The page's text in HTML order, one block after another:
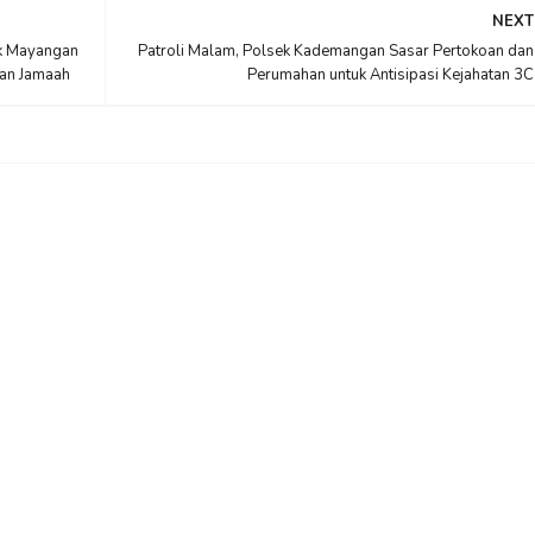
NEXT
Patroli Malam, Polsek Kademangan Sasar Pertokoan dan
Perumahan untuk Antisipasi Kejahatan 3C
Jamaah